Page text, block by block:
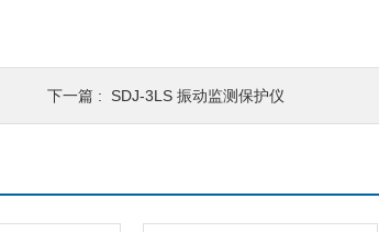
下一篇 : SDJ-3LS 振动监测保护仪